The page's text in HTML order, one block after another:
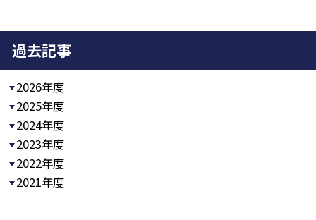
過去記事
2026年度
2025年度
2024年度
2023年度
2022年度
2021年度